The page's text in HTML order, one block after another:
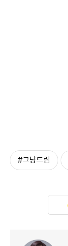
#그냥드림